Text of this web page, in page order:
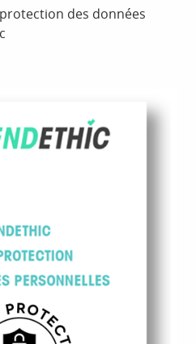
des données